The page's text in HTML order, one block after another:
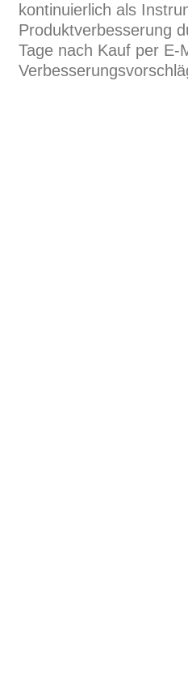
kontinuierlich als
Produktverbesserung
Tage nach Kauf per E-